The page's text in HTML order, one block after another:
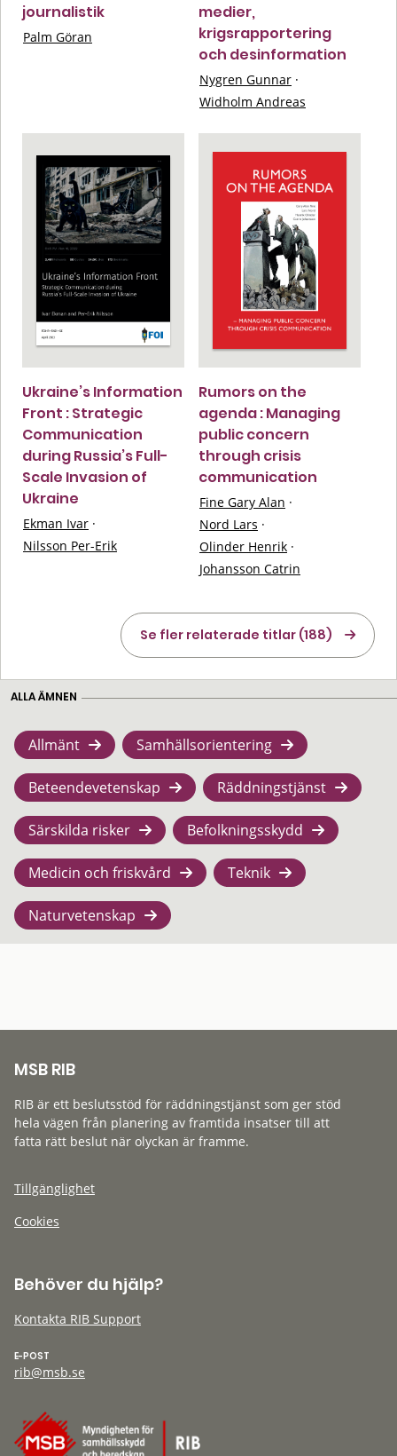
journalistik
Palm Göran
medier,
krigsrapportering
och desinformation
Nygren Gunnar ·
Widholm Andreas
Ukraine’s Information
Front : Strategic
Communication
during Russia’s Full-
Scale Invasion of
Ukraine
Ekman Ivar ·
Nilsson Per-Erik
Rumors on the
agenda : Managing
public concern
through crisis
communication
Fine Gary Alan ·
Nord Lars ·
Olinder Henrik ·
Johansson Catrin
Se fler relaterade titlar (188)
ALLA ÄMNEN
Allmänt Samhällsorientering
Beteendevetenskap Räddningstjänst
Särskilda risker Befolkningsskydd
Medicin och friskvård Teknik
Naturvetenskap
MSB RIB
RIB är ett beslutsstöd för räddningstjänst som ger stöd
hela vägen från planering av framtida insatser till att
fatta rätt beslut när olyckan är framme.
Tillgänglighet
Cookies
Behöver du hjälp?
Kontakta RIB Support
E-POST
rib@msb.se